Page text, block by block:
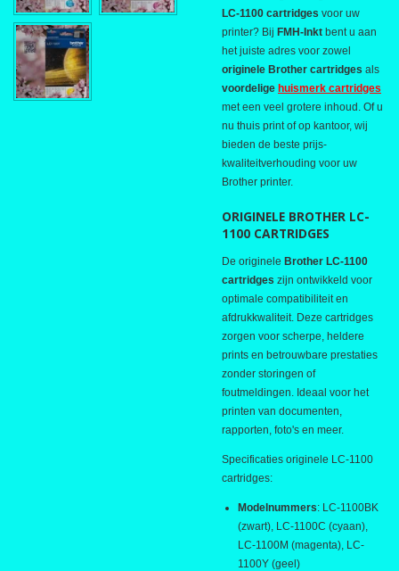
LC-1100 cartridges voor uw
printer? Bij FMH-Inkt bent u aan
het juiste adres voor zowel
originele Brother cartridges als
voordelige huismerk cartridges
met een veel grotere inhoud. Of u
nu thuis print of op kantoor, wij
bieden de beste prijs-
kwaliteitverhouding voor uw
Brother printer.
ORIGINELE BROTHER LC-
1100 CARTRIDGES
De originele Brother LC-1100
cartridges zijn ontwikkeld voor
optimale compatibiliteit en
afdrukkwaliteit. Deze cartridges
zorgen voor scherpe, heldere
prints en betrouwbare prestaties
zonder storingen of
foutmeldingen. Ideaal voor het
printen van documenten,
rapporten, foto's en meer.
Specificaties originele LC-1100
cartridges:
Modelnummers: LC-1100BK
(zwart), LC-1100C (cyaan),
LC-1100M (magenta), LC-
1100Y (geel)